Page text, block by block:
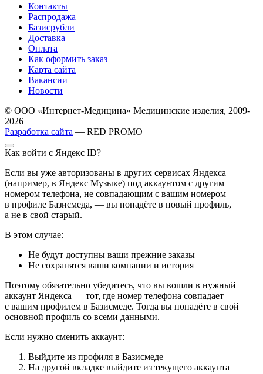
Контакты
Распродажа
Базисрубли
Доставка
Оплата
Как оформить заказ
Карта сайта
Вакансии
Новости
© ООО «Интернет-Медицина» Медицинские изделия, 2009-
2026
Разработка сайта — RED PROMO
Как войти с Яндекс ID?
Если вы уже авторизованы в других сервисах Яндекса
(например, в Яндекс Музыке) под аккаунтом с другим
номером телефона, не совпадающим с вашим номером
в профиле Базисмеда, — вы попадёте в новый профиль,
а не в свой старый.
В этом случае:
Не будут доступны ваши прежние заказы
Не сохранятся ваши компании и история
Поэтому обязательно убедитесь, что вы вошли в нужный
аккаунт Яндекса — тот, где номер телефона совпадает
с вашим профилем в Базисмеде. Тогда вы попадёте в свой
основной профиль со всеми данными.
Если нужно сменить аккаунт:
Выйдите из профиля в Базисмеде
На другой вкладке выйдите из текущего аккаунта